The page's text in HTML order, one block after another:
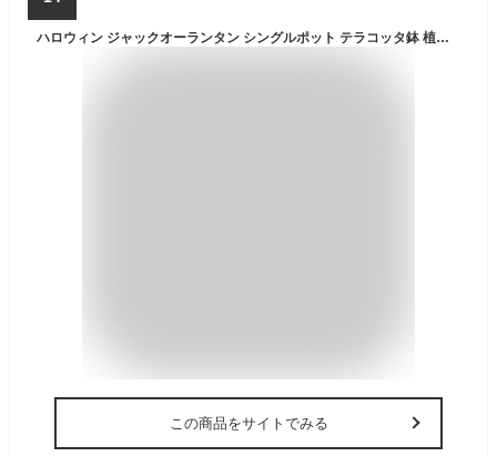
ハロウィン ジャックオーランタン シングルポット テラコッタ鉢 植木鉢
この商品をサイトでみる